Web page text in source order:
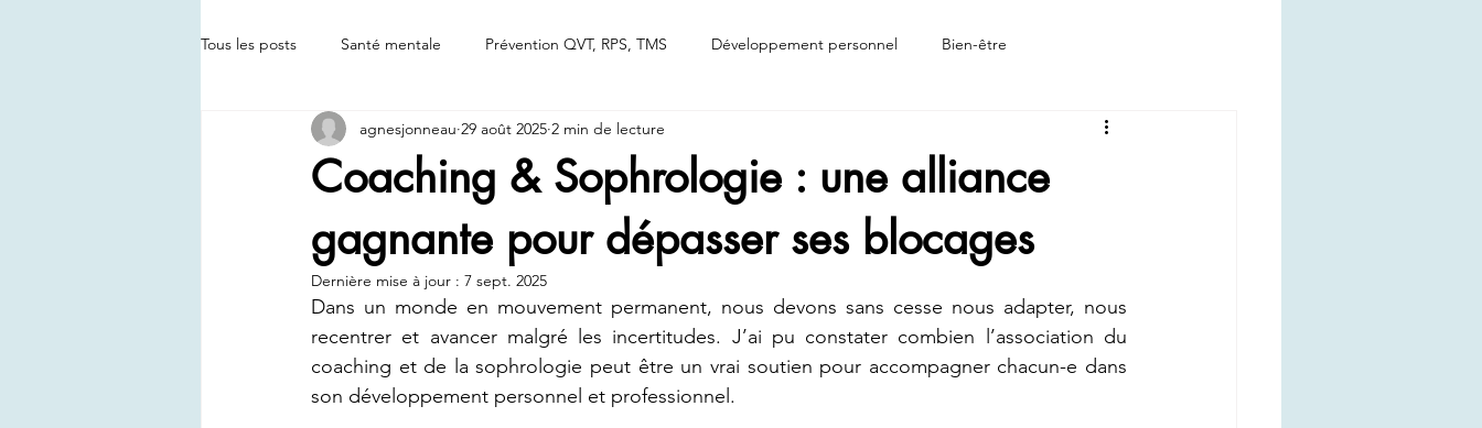
Tous les posts Santé mentale Prévention QVT, RPS, TMS Développement personnel Bien-être
Coaching & Sophrologie : une alliance
gagnante pour dépasser ses blocages
agnesjonneau 29 août 2025 2 min de lecture
Dernière mise à jour : 7 sept. 2025
Dans un monde en mouvement permanent, nous devons sans cesse nous adapter, nous
recentrer et avancer malgré les incertitudes. J’ai pu constater combien l’association du
coaching et de la sophrologie peut être un vrai soutien pour accompagner chacun-e dans
son développement personnel et professionnel.